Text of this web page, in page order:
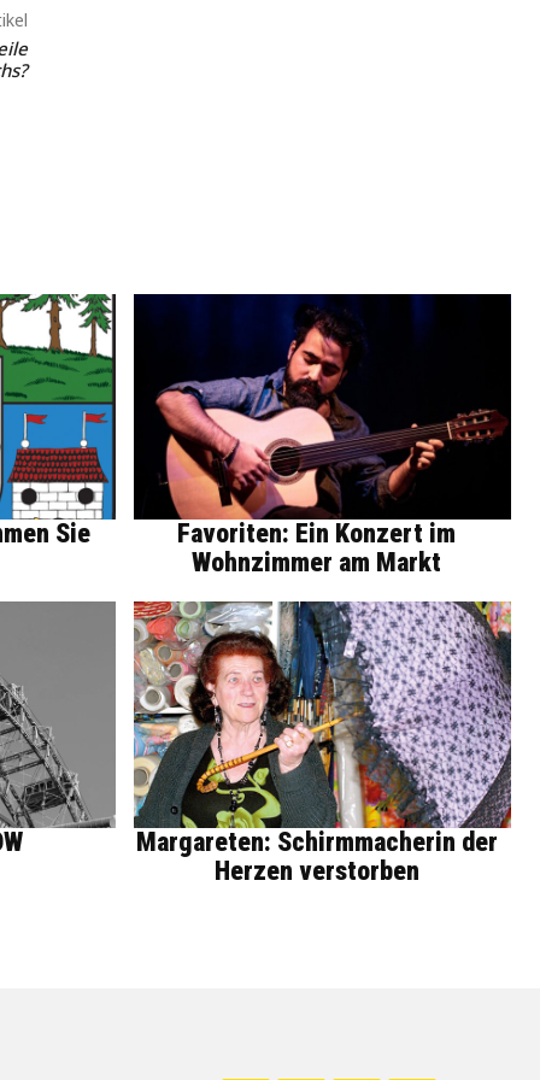
Sie
Favoriten: Ein Konzert im
Wohnzimmer am Markt
Margareten: Schirmmacherin der
Herzen verstorben